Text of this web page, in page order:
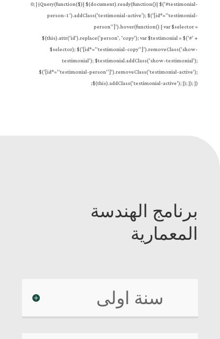
0; } jQuery(function($){ $(document).ready(function(){ $('#testimonial-
person-1').addClass('testimonial-active'); $('[id*="testimonial-
person"]').hover(function() { var $selector =
$(this).attr('id').replace('person', 'copy'); var $testimonial = $('#' +
$selector); $('[id*="testimonial-copy"]').removeClass('show-
testimonial'); $testimonial.addClass('show-testimonial');
$('[id*="testimonial-person"]').removeClass('testimonial-active');
$(this).addClass('testimonial-active'); }); }); });
برنامج الهندسة
المعمارية
سنة اولى